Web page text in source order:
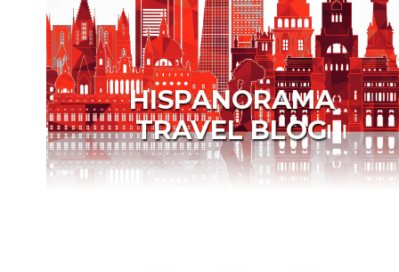
HISPANORAMA
TRAVEL BLOG